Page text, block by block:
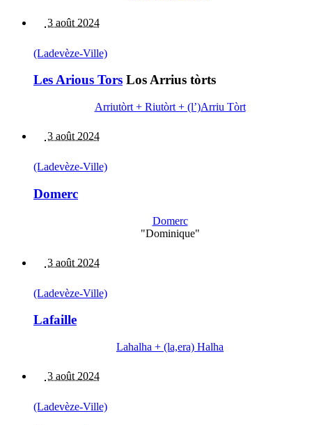
3 août 2024
(Ladevèze-Ville)
Les Arious Tors Los Arrius tòrts
Arriutòrt + Riutòrt + (l’)Arriu Tòrt
3 août 2024
(Ladevèze-Ville)
Domerc
Domerc
"Dominique"
3 août 2024
(Ladevèze-Ville)
Lafaille
Lahalha + (la,era) Halha
3 août 2024
(Ladevèze-Ville)